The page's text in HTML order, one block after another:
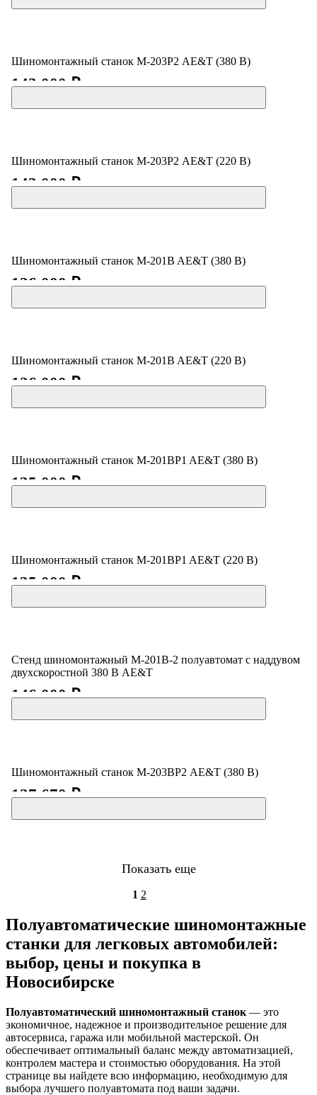
Шиномонтажный станок М-203Р2 AE&T (380 В)
143 000 ₽
Шиномонтажный станок М-203Р2 AE&T (220 В)
143 000 ₽
Шиномонтажный станок M-201B AE&T (380 В)
126 000 ₽
Шиномонтажный станок M-201B AE&T (220 В)
126 000 ₽
Шиномонтажный станок M-201BP1 AE&T (380 В)
135 000 ₽
Шиномонтажный станок M-201BP1 AE&T (220 В)
135 000 ₽
Стенд шиномонтажный M-201B-2 полуавтомат с наддувом
двухскоростной 380 В AE&T
146 000 ₽
Шиномонтажный станок M-203ВР2 AE&T (380 В)
127 670 ₽
Показать еще
1 2
Полуавтоматические шиномонтажные
станки для легковых автомобилей:
выбор, цены и покупка в
Новосибирске
Полуавтоматический шиномонтажный станок — это
экономичное, надежное и производительное решение для
автосервиса, гаража или мобильной мастерской. Он
обеспечивает оптимальный баланс между автоматизацией,
контролем мастера и стоимостью оборудования. На этой
странице вы найдете всю информацию, необходимую для
выбора лучшего полуавтомата под ваши задачи.